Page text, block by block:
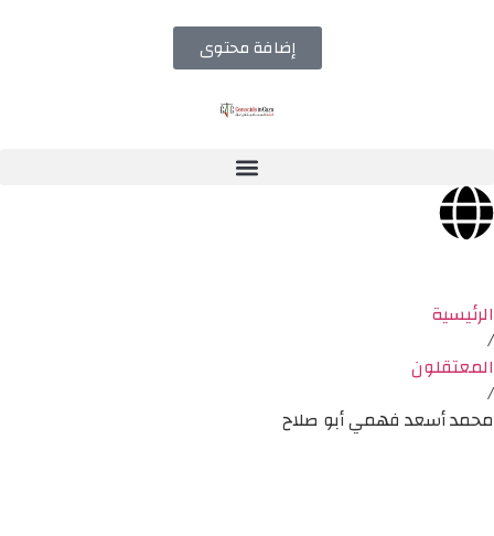
إضافة محتوى
الرئيسية
/
المعتقلون
/
محمد أسعد فهمي أبو صلاح